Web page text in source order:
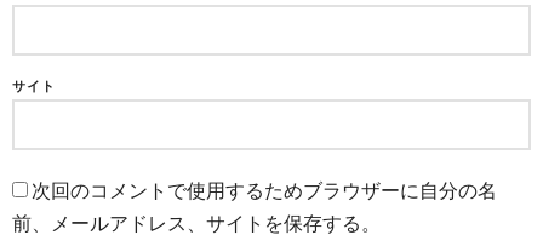
サイト
次回のコメントで使用するためブラウザーに自分の名
前、メールアドレス、サイトを保存する。